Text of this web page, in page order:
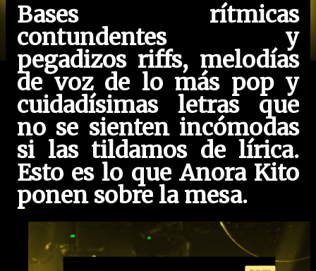
Bases rítmicas
contundentes y
pegadizos riffs, melodías
de voz de lo más pop y
cuidadísimas letras que
no se sienten incómodas
si las tildamos de lírica.
Esto es lo que Anora Kito
ponen sobre la mesa.